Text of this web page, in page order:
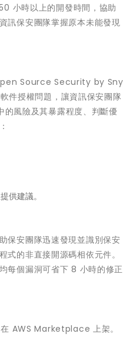
小時以上的開發時間，協助
訊保安團隊掌握原本未能發現
Source Security by Sny
件授權問題，讓資訊保安團隊
風險及其暴露程度、判斷優
供建議。
保安團隊迅速發現並識別保安
式的非直接開源碼相依元件。
每個漏洞可省下 8 小時的修正
AWS Marketplace 上架。